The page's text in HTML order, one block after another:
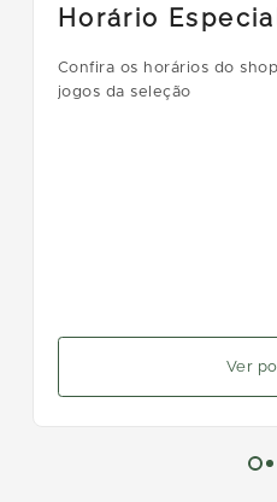
Horário
Confira os horários do
jogos da seleção
Ver